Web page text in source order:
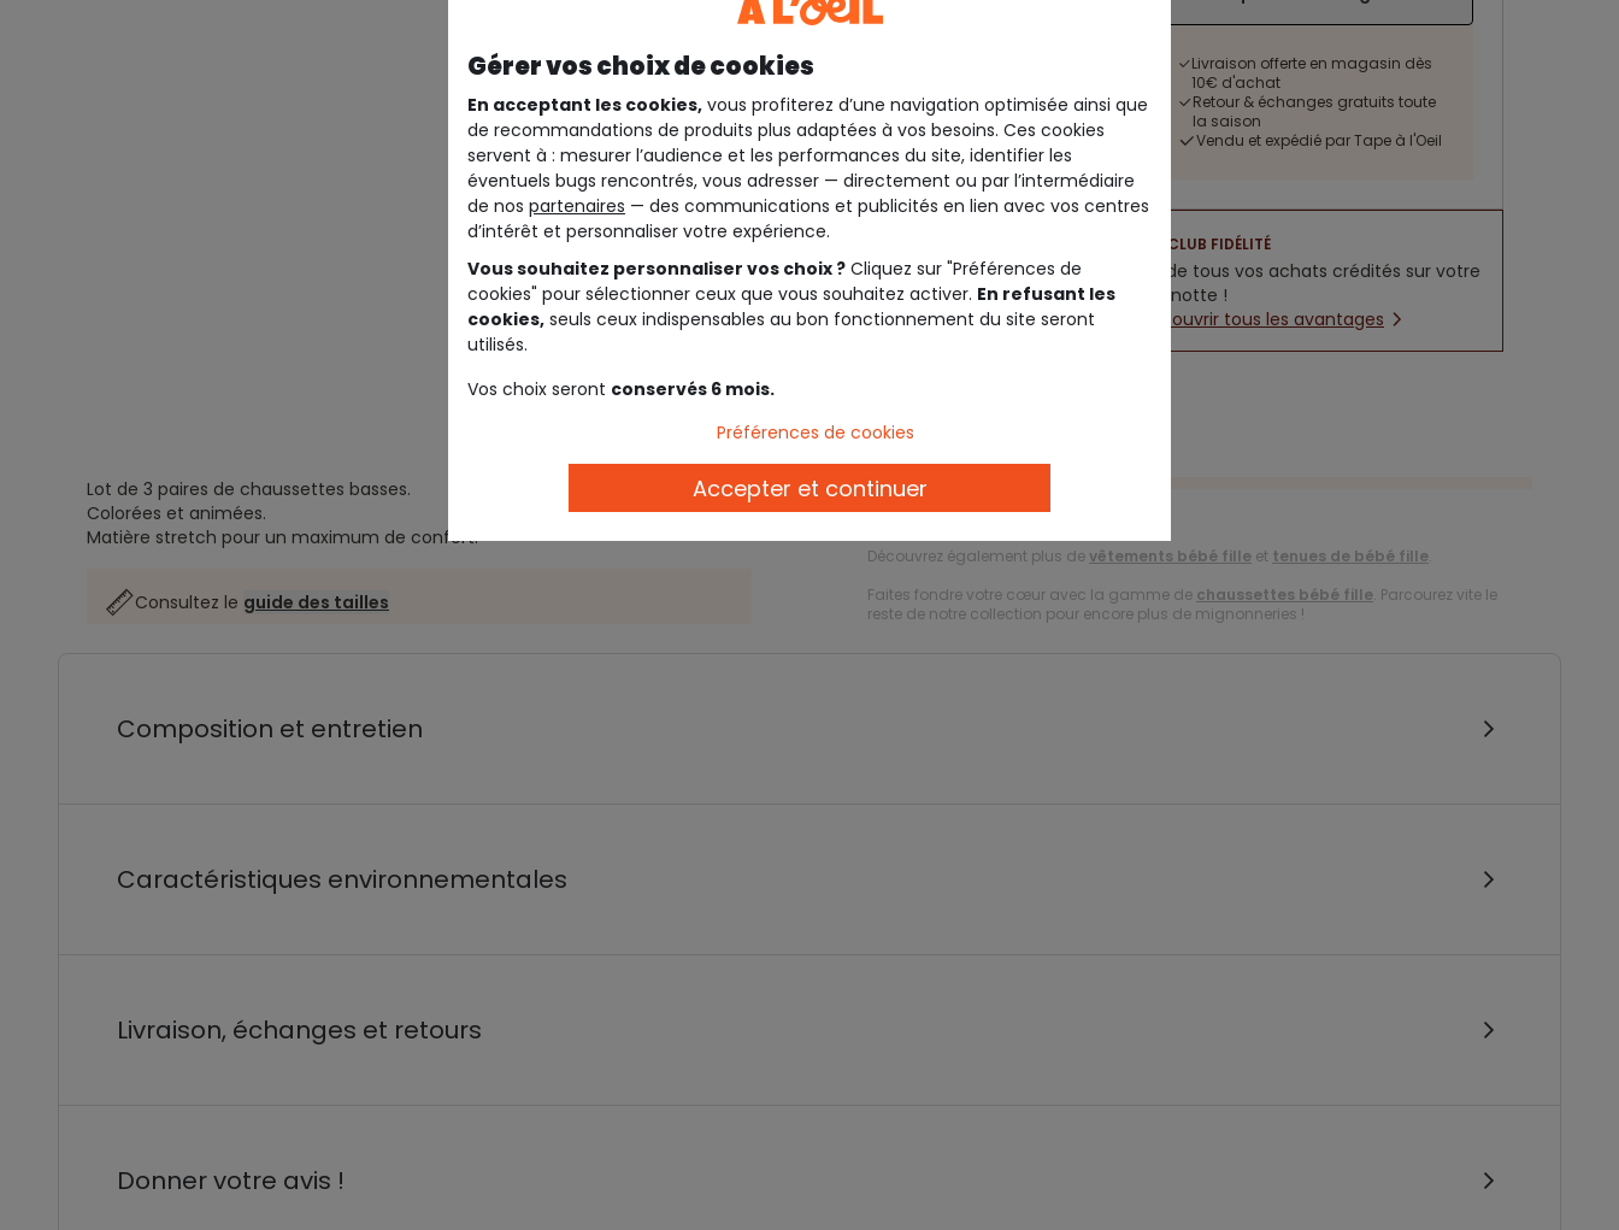
Livraison offerte en magasin dès
10€ d'achat
Retour & échanges gratuits toute
la saison
Vendu et expédié par Tape à l'Oeil
CLUB FIDÉLITÉ
5% de tous vos achats crédités sur votre
cagnotte !
Découvrir tous les avantages
Description
Lot de 3 paires de chaussettes basses.
Colorées et animées.
Matière stretch pour un maximum de confort.
Consultez le guide des tailles
Ref. 90651_01911
Découvrez également plus devêtements bébé fille et tenues de bébé fille.
Faites fondre votre cœur avec la gamme de chaussettes bébé fille. Parcourez vite le
reste de notre collection pour encore plus de mignonneries !
Composition et entretien
Caractéristiques environnementales
Livraison, échanges et retours
Donner votre avis !
Gérer vos choix de cookies
En acceptant les cookies, vous profiterez d’une navigation optimisée ainsi que
de recommandations de produits plus adaptées à vos besoins. Ces cookies
servent à : mesurer l’audience et les performances du site, identifier les
éventuels bugs rencontrés, vous adresser — directement ou par l’intermédiaire
de nos partenaires — des communications et publicités en lien avec vos centres
d’intérêt et personnaliser votre expérience.
Vous souhaitez personnaliser vos choix ? Cliquez sur "Préférences de
cookies" pour sélectionner ceux que vous souhaitez activer. En refusant les
cookies, seuls ceux indispensables au bon fonctionnement du site seront
utilisés.
Vos choix seront conservés 6 mois.
Préférences de cookies
Accepter et continuer